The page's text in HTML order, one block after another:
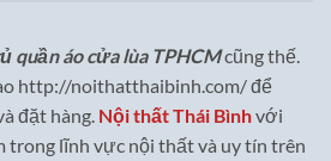
quần áo cửa lùa TPHCMcũng thế.
http://noithatthaibinh.com/ để
đặt hàng. Nội thất Thái Bìnhvới
trong lĩnh vực nội thất và uy tín trên